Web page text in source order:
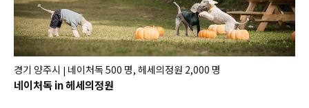
경기 양주시 | 네이처독 500 명, 헤세의정원 2,000 명
네이처독 in 헤세의정원